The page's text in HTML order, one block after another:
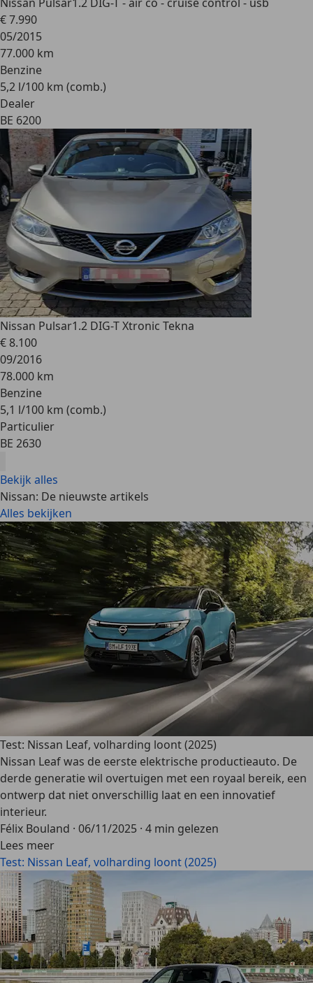
€ 7.990
05/2015
77.000 km
Benzine
5,2 l/100 km (comb.)
Dealer
BE 6200
Nissan Pulsar1.2 DIG-T Xtronic Tekna
€ 8.100
09/2016
78.000 km
Benzine
5,1 l/100 km (comb.)
Particulier
BE 2630
Bekijk alles
Nissan: De nieuwste artikels
Alles bekijken
Test: Nissan Leaf, volharding loont (2025)
Nissan Leaf was de eerste elektrische productieauto. De
derde generatie wil overtuigen met een royaal bereik, een
ontwerp dat niet onverschillig laat en een innovatief
interieur.
Félix Bouland · 06/11/2025 · 4 min gelezen
Lees meer
Test: Nissan Leaf, volharding loont (2025)